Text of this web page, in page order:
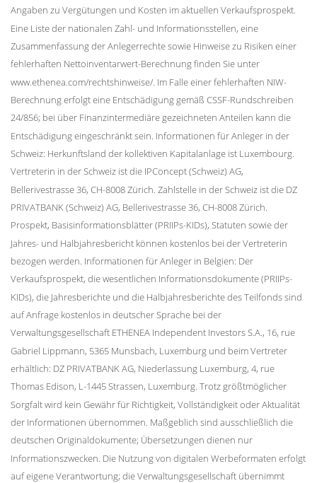
Angaben zu Vergütungen und Kosten im aktuellen Verkaufsprospekt.
Eine Liste der nationalen Zahl- und Informationsstellen, eine
Zusammenfassung der Anlegerrechte sowie Hinweise zu Risiken einer
fehlerhaften Nettoinventarwert-Berechnung finden Sie unter
www.ethenea.com/rechtshinweise/. Im Falle einer fehlerhaften NIW-
Berechnung erfolgt eine Entschädigung gemäß CSSF-Rundschreiben
24/856; bei über Finanzintermediäre gezeichneten Anteilen kann die
Entschädigung eingeschränkt sein. Informationen für Anleger in der
Schweiz: Herkunftsland der kollektiven Kapitalanlage ist Luxembourg.
Vertreterin in der Schweiz ist die IPConcept (Schweiz) AG,
Bellerivestrasse 36, CH-8008 Zürich. Zahlstelle in der Schweiz ist die DZ
PRIVATBANK (Schweiz) AG, Bellerivestrasse 36, CH-8008 Zürich.
Prospekt, Basisinformationsblätter (PRIIPs-KIDs), Statuten sowie der
Jahres- und Halbjahresbericht können kostenlos bei der Vertreterin
bezogen werden. Informationen für Anleger in Belgien: Der
Verkaufsprospekt, die wesentlichen Informationsdokumente (PRIIPs-
KIDs), die Jahresberichte und die Halbjahresberichte des Teilfonds sind
auf Anfrage kostenlos in deutscher Sprache bei der
Verwaltungsgesellschaft ETHENEA Independent Investors S.A., 16, rue
Gabriel Lippmann, 5365 Munsbach, Luxemburg und beim Vertreter
erhältlich: DZ PRIVATBANK AG, Niederlassung Luxemburg, 4, rue
Thomas Edison, L-1445 Strassen, Luxemburg. Trotz größtmöglicher
Sorgfalt wird kein Gewähr für Richtigkeit, Vollständigkeit oder Aktualität
der Informationen übernommen. Maßgeblich sind ausschließlich die
deutschen Originaldokumente; Übersetzungen dienen nur
Informationszwecken. Die Nutzung von digitalen Werbeformaten erfolgt
auf eigene Verantwortung; die Verwaltungsgesellschaft übernimmt